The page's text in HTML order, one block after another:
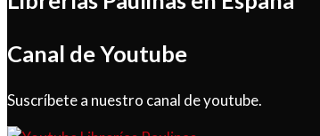
Canal de Youtube
Suscríbete a nuestro canal de youtube.